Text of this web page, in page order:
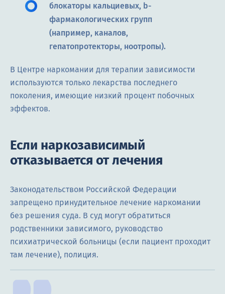
блокаторы кальциевых, b-
фармакологических групп
(например, каналов,
гепатопротекторы, ноотропы).
В Центре наркомании для терапии зависимости
используются только лекарства последнего
поколения, имеющие низкий процент побочных
эффектов.
Если наркозависимый
отказывается от лечения
Законодательством Российской Федерации
запрещено принудительное лечение наркомании
без решения суда. В суд могут обратиться
родственники зависимого, руководство
психиатрической больницы (если пациент проходит
там лечение), полиция.